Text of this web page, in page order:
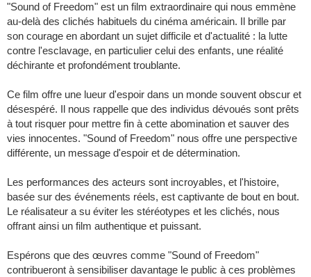
"Sound of Freedom" est un film extraordinaire qui nous emmène
au-delà des clichés habituels du cinéma américain. Il brille par
son courage en abordant un sujet difficile et d'actualité : la lutte
contre l'esclavage, en particulier celui des enfants, une réalité
déchirante et profondément troublante.
Ce film offre une lueur d'espoir dans un monde souvent obscur et
désespéré. Il nous rappelle que des individus dévoués sont prêts
à tout risquer pour mettre fin à cette abomination et sauver des
vies innocentes. "Sound of Freedom" nous offre une perspective
différente, un message d'espoir et de détermination.
Les performances des acteurs sont incroyables, et l'histoire,
basée sur des événements réels, est captivante de bout en bout.
Le réalisateur a su éviter les stéréotypes et les clichés, nous
offrant ainsi un film authentique et puissant.
Espérons que des œuvres comme "Sound of Freedom"
contribueront à sensibiliser davantage le public à ces problèmes